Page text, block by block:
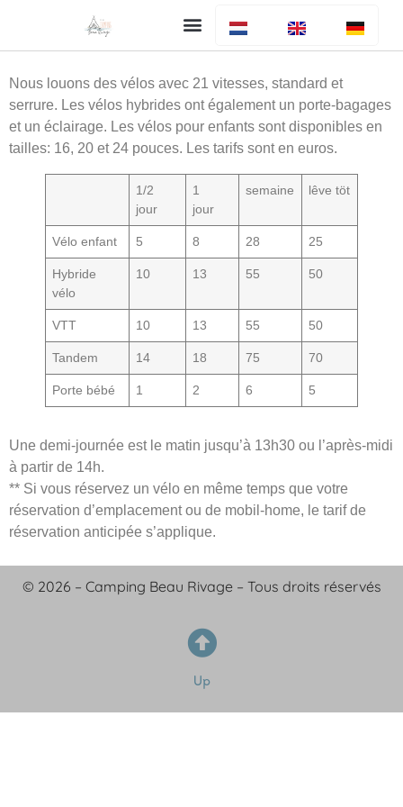
Nous louons des vélos avec 21 vitesses, standard et
serrure. Les vélos hybrides ont également un porte-bagages
et un éclairage. Les vélos pour enfants sont disponibles en
tailles: 16, 20 et 24 pouces. Les tarifs sont en euros.
1/2
jour
1
jour
semaine lêve töt
Vélo enfant 5 8 28 25
Hybride
vélo
10 13 55 50
VTT 10 13 55 50
Tandem 14 18 75 70
Porte bébé 1 2 6 5
Une demi-journée est le matin jusqu’à 13h30 ou l’après-midi
à partir de 14h.
** Si vous réservez un vélo en même temps que votre
réservation d’emplacement ou de mobil-home, le tarif de
réservation anticipée s’applique.
© 2026 – Camping Beau Rivage – Tous droits réservés
Up